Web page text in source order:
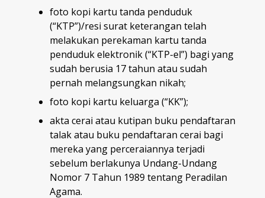
foto kopi kartu tanda penduduk
(“KTP”)/resi surat keterangan telah
melakukan perekaman kartu tanda
penduduk elektronik (“KTP-el”) bagi yang
sudah berusia 17 tahun atau sudah
pernah melangsungkan nikah;
foto kopi kartu keluarga (“KK”);
akta cerai atau kutipan buku pendaftaran
talak atau buku pendaftaran cerai bagi
mereka yang perceraiannya terjadi
sebelum berlakunya Undang-Undang
Nomor 7 Tahun 1989 tentang Peradilan
Agama.